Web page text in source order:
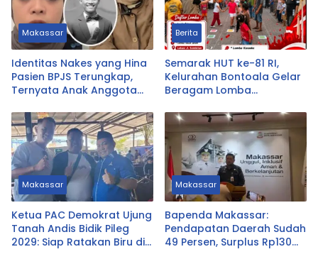
Makassar
Identitas Nakes yang Hina
Pasien BPJS Terungkap,
Ternyata Anak Anggota
Berita
Semarak HUT ke-81 RI,
Kelurahan Bontoala Gelar
Beragam Lomba
Seluruh Warga
Makassar
Ketua PAC Demokrat Ujung
Tanah Andis Bidik Pileg
2029: Siap Ratakan Biru di
Makassar
Bapenda Makassar:
Pendapatan Daerah Sudah
49 Persen, Surplus Rp130